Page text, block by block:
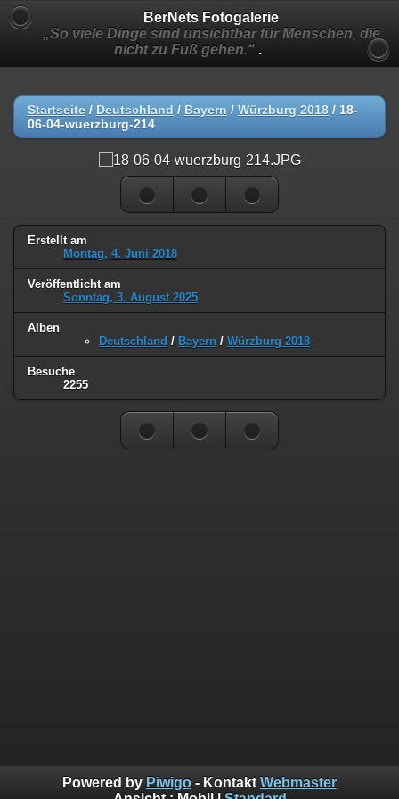
BerNets Fotogalerie
„So viele Dinge sind unsichtbar für Menschen, die
nicht zu Fuß gehen.“ .
Startseite / Deutschland / Bayern / Würzburg 2018 / 18-
06-04-wuerzburg-214
Erstellt am
Montag, 4. Juni 2018
Veröffentlicht am
Sonntag, 3. August 2025
Alben
Deutschland / Bayern / Würzburg 2018
Besuche
2255
Powered by Piwigo - Kontakt Webmaster